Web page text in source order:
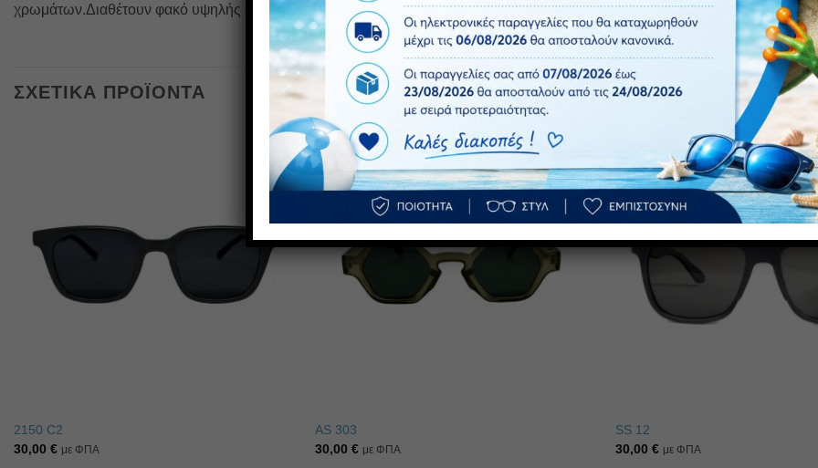
χρωμάτων.Διαθέτουν φακό υψηλής αντοχής στα χτυπήματα που παρέχει απόλυτη άνεση χάρη στην ευελιξία και το χαμηλό
ΣΧΕΤΙΚΆ ΠΡΟΪΌΝΤΑ
Πρόσθήκη
στην λίστα
2150 C2
30,00 € με ΦΠΑ
ΠΡΟΣΦΟΡΑ
1+1 ΔΩΡΟ
Πρόσθήκη
στην λίστα
επιθυμιών
AS 303
30,00 € με ΦΠΑ
SS 12
30,00€ με ΦΠΑ